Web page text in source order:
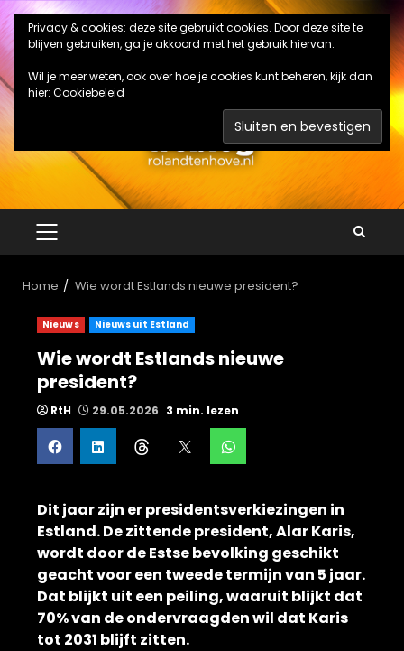
Ga
naar
de
inhoud
PRIMAIR
MENU
Home Wie wordt Estlands nieuwe president?
Nieuws Nieuws uit Estland
Wie wordt Estlands nieuwe
president?
RtH 29.05.2026 3 min. lezen
Dit jaar zijn er presidentsverkiezingen in
Estland. De zittende president, Alar Karis,
wordt door de Estse bevolking geschikt
geacht voor een tweede termijn van 5 jaar.
Dat blijkt uit een peiling, waaruit blijkt dat
70% van de ondervraagden wil dat Karis
tot 2031 blijft zitten.
Privacy & cookies: deze site gebruikt cookies. Door deze site te
blijven gebruiken, ga je akkoord met het gebruik hiervan.
Wil je meer weten, ook over hoe je cookies kunt beheren, kijk dan
hier: Cookiebeleid